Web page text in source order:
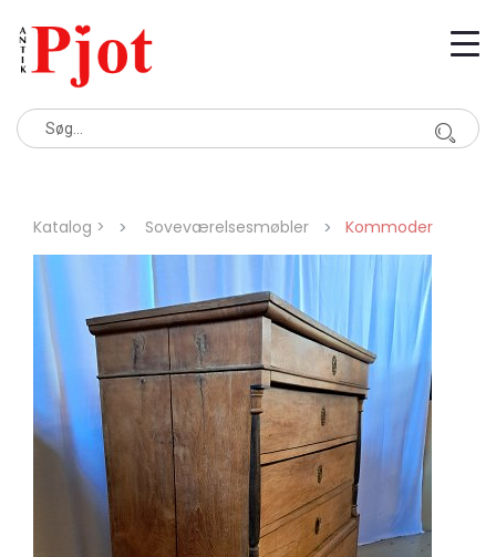
Katalog > Soveværelsesmøbler Kommoder